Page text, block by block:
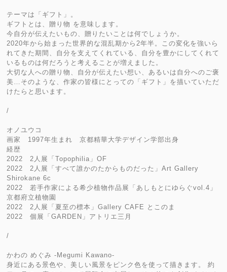
テーマは「ギフト」。
ギフトとは、贈り物 を意味します。
今自分が伝えたいもの、贈りたいことは何でしょうか。
2020年から始まった世界的な混乱期から2年半。この変化を強いら
れてきた期間、自分を支えてくれている、自分を豊かにしてくれて
いるものは何だろうと考えることが増えました。
大切な人への贈り物、自分が伝えたい想い、あるいは自分へのご褒
美…そのような、作家の皆様にとっての「ギフト」を描いていただ
けたらと思います。
/
オノユウコ
画家 1997年生まれ 京都精華大学デザイン学部出身
経歴
2022 2人展「Topophilia」OF
2022 2人展「すべて誰かのたからものだった」Art Gallery
Shirokane 6c
2022 若手作家による希少植物作品展「あしもとにゆらぐvol.4」
京都府立植物園
2022 2人展「夏至の標本」Gallery CAFE とこのま
2022 個展「GARDEN」アトリエ三月
/
かわの めぐみ -Megumi Kawano-
身近にある景色や、美しい風景をピンク色を使って描きます。 約